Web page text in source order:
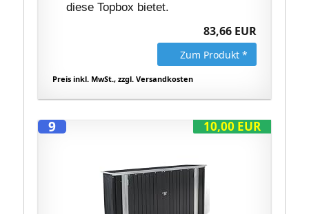
diese Topbox bietet.
83,66 EUR
Zum Produkt *
Preis inkl. MwSt., zzgl. Versandkosten
10,00 EUR
9